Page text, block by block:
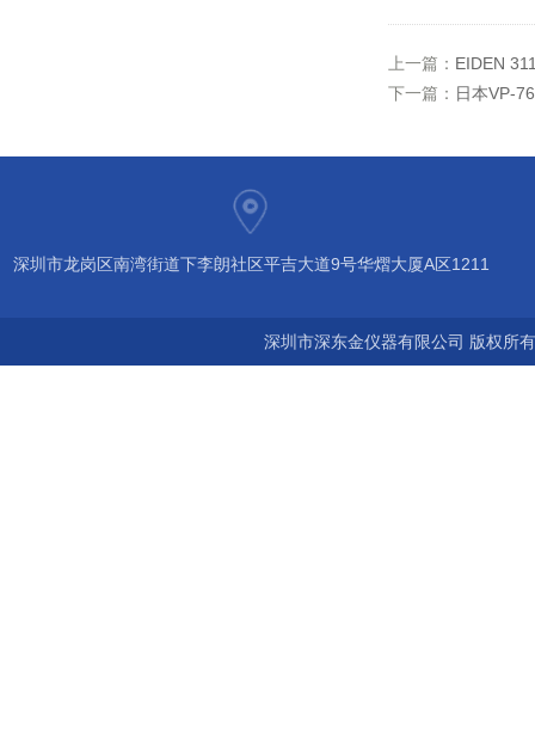
上一篇： EIDEN
下一篇： 日本VP-
深圳市龙岗区南湾街道下李朗社区平吉大道9号华熠大厦A区1211
深圳市深东金仪器有限公司 版权所